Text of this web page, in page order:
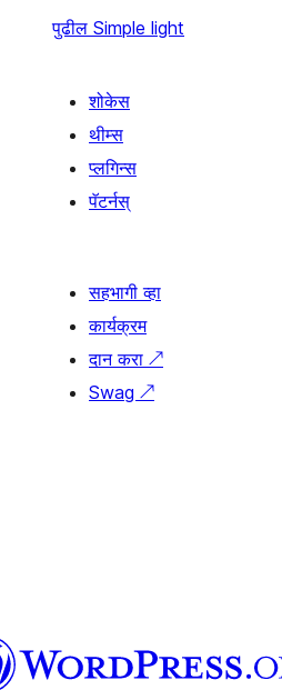
पुढील Simple light
शोकेस
थीम्स
प्लगिन्स
पॅटर्नस्
सहभागी व्हा
कार्यक्रम
दान करा ↗
Swag ↗